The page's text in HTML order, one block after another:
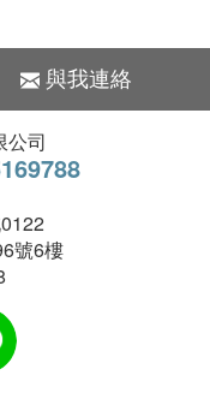
與我連絡
公司
號6樓